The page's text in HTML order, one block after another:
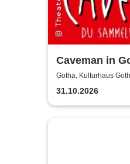
Caveman in
Gotha, Kulturhaus
31.10.2026